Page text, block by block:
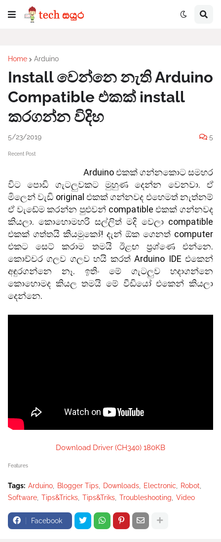
Home Arduino
Install වෙන්නෙ නැති Arduino
Compatible එකක් install
කරගන්න විදිහ
5/23/2019 5
Recent Post
විට පොඩි ගැටලුවකට මුහුණ දෙන්න වෙනවා. ඒ
මිලෙන් වැඩි original එකක් ගන්නවද එහෙමත් නැත්නම්
ඒ වැඩේම කරන්න පුළුවන් compatible එකක් ගන්නවද
කියලා. කොහොමහරි සල්ලිත් මදි වෙලා compatible
එකක් ගත්තයි කියමුකෝ! දැන් ඕක ගෙනත් computer
එකට සෙට් කරාම තමයි ඊළඟ ප්‍රශ්ණෙ එන්නෙ.
කොච්චර ගලව ගලව හයි කරත් Arduino IDE එකෙන්
අඳුරගන්නෙ නෑ. ඉතිං මේ ගැටලුව හදාගන්නෙ
කොහොමද කියල තමයි මේ වීඩියෝ එකෙන් කියලා
දෙන්නෙ.
Download Driver (CH340) 180KB
Features
Tags: Arduino Blogger Tips Downloads Electronic
Robot
Software Tips&Tricks Tips&Triks Troubleshooting Video
Facebook